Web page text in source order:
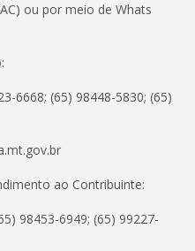
ou por meio de Whats
6668; (65) 98448-5830; (65)
ao Contribuinte:
98453-6949; (65) 99227-